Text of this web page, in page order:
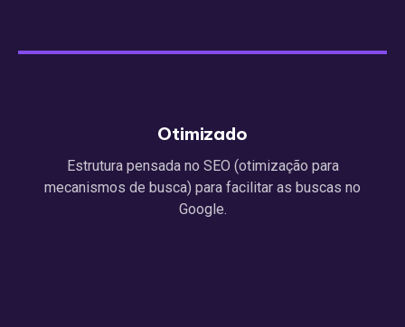
Otimizado
Estrutura pensada no SEO (otimização para
mecanismos de busca) para facilitar as buscas no
Google.